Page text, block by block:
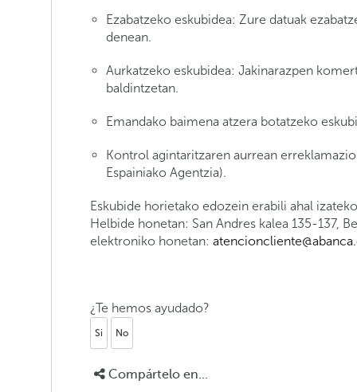
Ezabatzeko eskubidea: Zure datuak
denean.
Aurkatzeko eskubidea: Jakinarazpen
baldintzetan.
Emandako baimena atzera botatzeko
Kontrol agintaritzaren aurrean
Espainiako Agentzia).
Eskubide horietako edozein erabili ahal
Helbide honetan: San Andres kalea 135-137,
elektroniko honetan:
¿Te hemos ayudado?
Si No
Compártelo en...